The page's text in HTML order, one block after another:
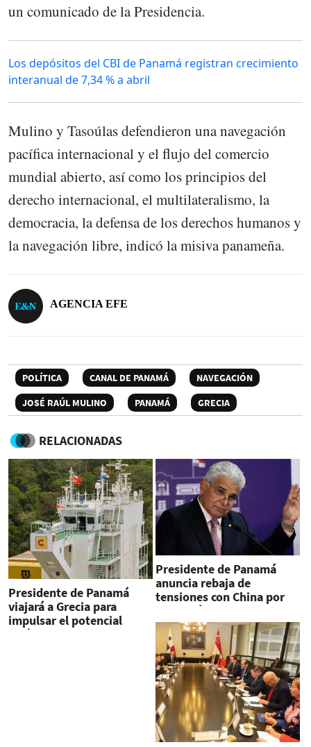
un comunicado de la Presidencia.
Los depósitos del CBI de Panamá registran crecimiento
interanual de 7,34 % a abril
Mulino y Tasoúlas defendieron una navegación
pacífica internacional y el flujo del comercio
mundial abierto, así como los principios del
derecho internacional, el multilateralismo, la
democracia, la defensa de los derechos humanos y
la navegación libre, indicó la misiva panameña.
AGENCIA EFE
POLÍTICA CANAL DE PANAMÁ
NAVEGACIÓN
JOSÉ RAÚL MULINO
PANAMÁ GRECIA
RELACIONADAS
Presidente de Panamá
viajará a Grecia para
impulsar el potencial
logístico
Presidente de Panamá
anuncia rebaja de
tensiones con China por
detención de buques